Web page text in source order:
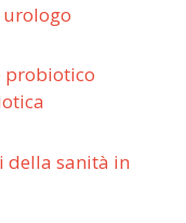
urologo
probiotico
della sanità in